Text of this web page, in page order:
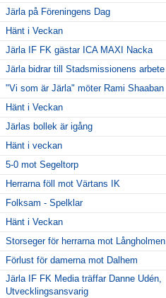
Järla på Föreningens Dag
Hänt i Veckan
Järla IF FK gästar ICA MAXI Nacka
Järla bidrar till Stadsmissionens arbete
"Vi som är Järla" möter Rami Shaaban
Hänt i Veckan
Järlas bollek är igång
Hänt i veckan
5-0 mot Segeltorp
Herrarna föll mot Värtans IK
Folksam - Spelklar
Hänt i Veckan
Storseger för herrarna mot Långholmen
Förlust för damerna mot Dalhem
Järla IF FK Media träffar Danne Udén,
Utvecklingsansvarig